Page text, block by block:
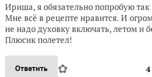
Ириша, я обязательно попробую так
Мне всё в рецепте нравится. И
не надо духовку включать, летом и
Плюсик полетел!
Ответить ✿ 4